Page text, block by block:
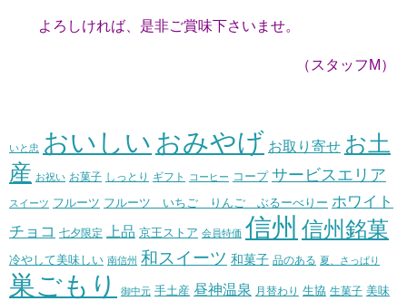
よろしければ、是非ご賞味下さいませ。
（スタッフM）
いと忠 おいしい おみやげ お取り寄せ お土
産 お祝い お菓子 しっとり ギフト コーヒー コープ サービスエリア
スイーツ フルーツ フルーツ いちご りんご ぶるーべりー ホワイト
チョコ 七夕限定 上品 京王ストア 会員特価 信州 信州銘菓
冷やして美味しい 南信州 和スイーツ 和菓子 品のある 夏、さっぱり
巣ごもり 御中元 手土産 昼神温泉 月替わり 生協 生菓子 美味